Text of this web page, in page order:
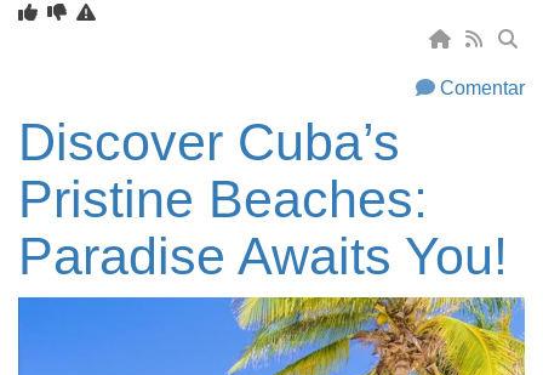
Comentar
Discover Cuba’s
Pristine Beaches:
Paradise Awaits You!